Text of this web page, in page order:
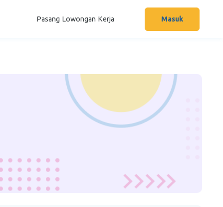
Pasang Lowongan Kerja Masuk